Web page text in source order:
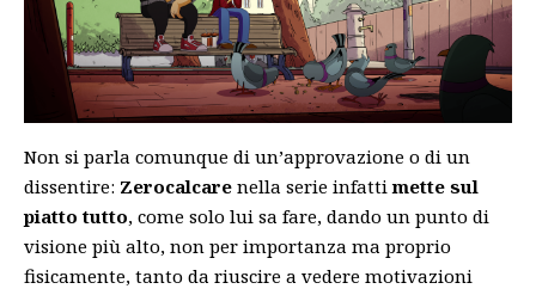
Non si parla comunque di un’approvazione o di un
dissentire: Zerocalcare nella serie infattimette sul
piatto tutto, come solo lui sa fare, dando un punto di
visione più alto, non per importanza ma proprio
fisicamente, tanto da riuscire a vedere motivazioni